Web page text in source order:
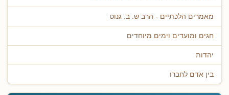
מאמרים הלכתיים - הרב ש. ב. גנוט
חגים ומועדים וימים מיוחדים
יהדות
בין אדם לחברו